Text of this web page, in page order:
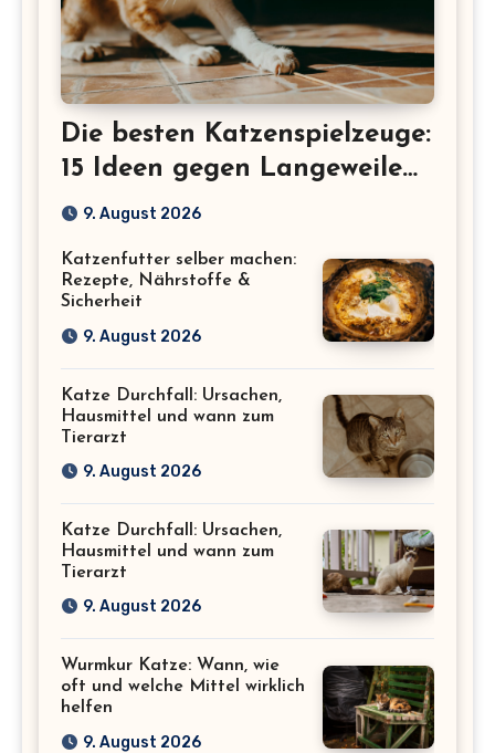
Die besten Katzenspielzeuge:
15 Ideen gegen Langeweile
bei Wohnungskatzen
9. August 2026
Katzenfutter selber machen:
Rezepte, Nährstoffe &
Sicherheit
9. August 2026
Katze Durchfall: Ursachen,
Hausmittel und wann zum
Tierarzt
9. August 2026
Katze Durchfall: Ursachen,
Hausmittel und wann zum
Tierarzt
9. August 2026
Wurmkur Katze: Wann, wie
oft und welche Mittel wirklich
helfen
9. August 2026